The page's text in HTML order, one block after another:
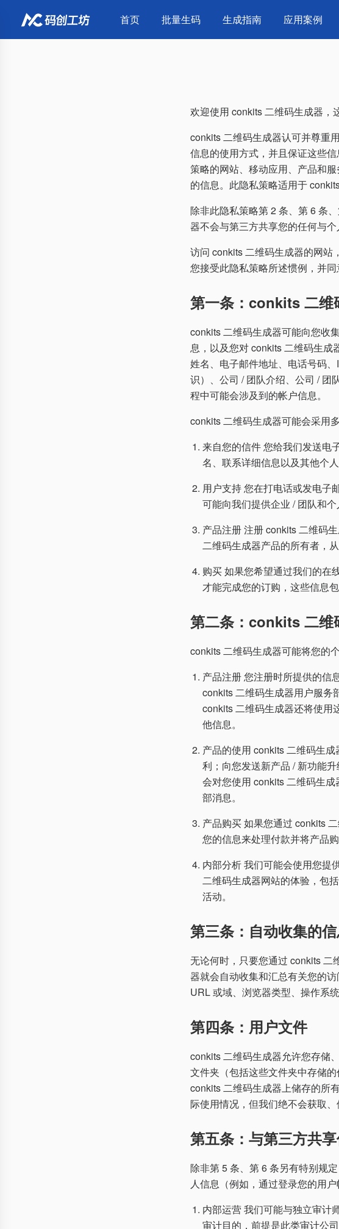
首页 批量生码 生成指南 应用案例
欢迎使用 conkits 二维码生成器，
conkits 二维码生成器认可并尊重
信息的使用方式，并且保证这些
策略的网站、移动应用、产品和
的信息。此隐私策略适用于
除非此隐私策略第 2 条、第 6 条
器不会与第三方共享您的任何与个
访问 conkits 二维码生成器的网站
您接受此隐私策略所述惯例，并
第一条：conkits 二维
conkits 二维码生成器可能向您收
息，以及您对 conkits 二维码生成
姓名、电子邮件地址、电话号码
识）、公司 / 团队介绍、公司 / 团
程中可能会涉及到的帐户信息。
conkits 二维码生成器可能会采用
来自您的信件 您给我们发送电
名、联系详细信息以及其他个人
用户支持 您在打电话或发电子
可能向我们提供企业 / 团队和个
产品注册 注册 conkits 二维码
二维码生成器产品的所有者，
购买 如果您希望通过我们的在
才能完成您的订购，这些信息
第二条：conkits 二维
conkits 二维码生成器可能将您的
产品注册 您注册时所提供的信
conkits 二维码生成器用户服务
conkits 二维码生成器还将使用
他信息。
产品的使用 conkits 二维码生
利；向您发送新产品 / 新功能
会对您使用 conkits 二维码生
部消息。
产品购买 如果您通过 conkits
您的信息来处理付款并将产品购
内部分析 我们可能会使用您提
二维码生成器网站的体验，包
活动。
第三条：自动收集的
无论何时，只要您通过 conkits 二
器就会自动收集和汇总有关您的
URL 或域、浏览器类型、操作系
第四条：用户文件
conkits 二维码生成器允许您存储
文件夹（包括这些文件夹中存储
conkits 二维码生成器上储存的所
际使用情况，但我们绝不会获取、
第五条：与第三方共
除非第 5 条、第 6 条另有特别规
人信息（例如，通过登录您的用户
内部运营 我们可能与独立审计
审计目的，前提是此类审计公